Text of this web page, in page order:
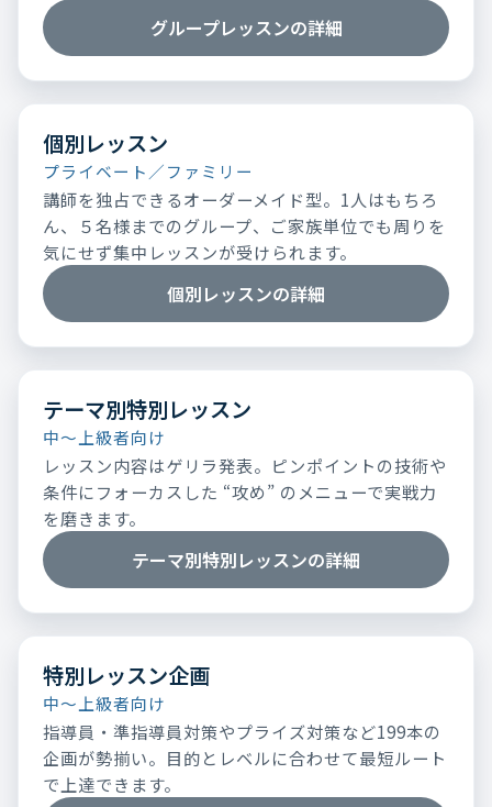
グループレッスンの詳細
個別レッスン
プライベート／ファミリー
講師を独占できるオーダーメイド型。1人はもちろ
ん、５名様までのグループ、ご家族単位でも周りを
気にせず集中レッスンが受けられます。
個別レッスンの詳細
テーマ別特別レッスン
中～上級者向け
レッスン内容はゲリラ発表。ピンポイントの技術や
条件にフォーカスした “攻め” のメニューで実戦力
を磨きます。
テーマ別特別レッスンの詳細
特別レッスン企画
中～上級者向け
指導員・準指導員対策やプライズ対策など199本の
企画が勢揃い。目的とレベルに合わせて最短ルート
で上達できます。